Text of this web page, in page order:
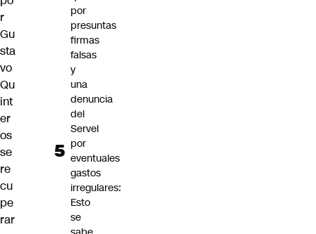
r
Gu
sta
vo
Qu
int
er
os
se
re
cu
pe
rar
por
presuntas
firmas
falsas
y
una
denuncia
del
Servel
por
eventuales
gastos
irregulares:
Esto
se